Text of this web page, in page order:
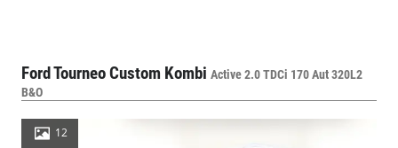
Ford Tourneo Custom Kombi Active 2.0 TDCi 170 Aut 320L2
B&O
12